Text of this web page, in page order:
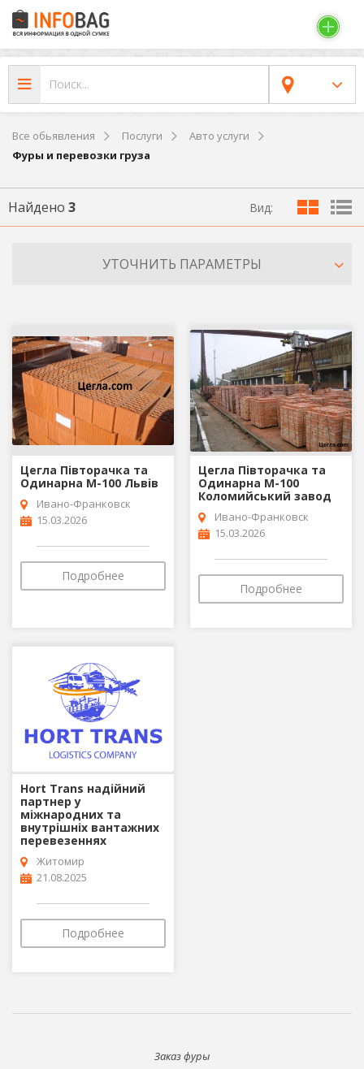
Все обьявления Послуги
Авто услуги
Фуры и перевозки груза
Найдено 3 Вид:
УТОЧНИТЬ ПАРАМЕТРЫ
Цегла Півторачка та
Одинарна М-100 Львів
Ивано-Франковск
15.03.2026
Подробнее
Цегла Півторачка та
Одинарна М-100
Коломийський завод
Ивано-Франковск
15.03.2026
Подробнее
Hort Trans надійний
партнер у
міжнародних та
внутрішніх вантажних
перевезеннях
Житомир
21.08.2025
Подробнее
Заказ фуры